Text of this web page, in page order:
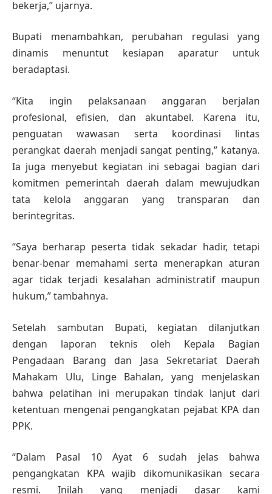
bekerja,” ujarnya.
Bupati menambahkan, perubahan regulasi yang
dinamis menuntut kesiapan aparatur untuk
beradaptasi.
“Kita ingin pelaksanaan anggaran berjalan
profesional, efisien, dan akuntabel. Karena itu,
penguatan wawasan serta koordinasi lintas
perangkat daerah menjadi sangat penting,” katanya.
Ia juga menyebut kegiatan ini sebagai bagian dari
komitmen pemerintah daerah dalam mewujudkan
tata kelola anggaran yang transparan dan
berintegritas.
“Saya berharap peserta tidak sekadar hadir, tetapi
benar-benar memahami serta menerapkan aturan
agar tidak terjadi kesalahan administratif maupun
hukum,” tambahnya.
Setelah sambutan Bupati, kegiatan dilanjutkan
dengan laporan teknis oleh Kepala Bagian
Pengadaan Barang dan Jasa Sekretariat Daerah
Mahakam Ulu, Linge Bahalan, yang menjelaskan
bahwa pelatihan ini merupakan tindak lanjut dari
ketentuan mengenai pengangkatan pejabat KPA dan
PPK.
“Dalam Pasal 10 Ayat 6 sudah jelas bahwa
pengangkatan KPA wajib dikomunikasikan secara
resmi. Inilah yang menjadi dasar kami